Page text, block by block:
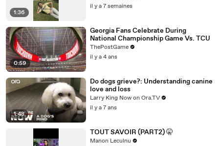
1:36
il y a 7 semaines
0:59
Georgia Fans Celebrate During
National Championship Game Vs. TCU
ThePostGame
il y a 4 ans
1:48
Do dogs grieve?: Understanding canine
love and loss
Larry King Now on Ora.TV
il y a 7 ans
TOUT SAVOIR (PART2) 🤫
Manon Leculnu